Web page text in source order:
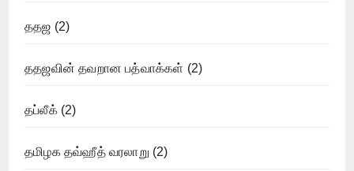
ததஜ (2)
ததஜவின் தவறான பத்வாக்கள் (2)
தப்லீக்(2)
தமிழக தவ்ஹீத் வரலாறு (2)